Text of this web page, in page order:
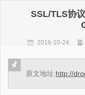
SSL/TLS协
2016-10-24
原文地址:http://